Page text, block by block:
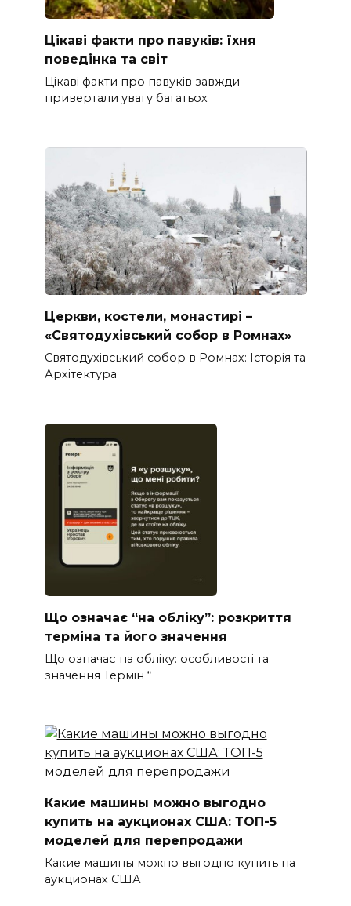
Цікаві факти про павуків: їхня
поведінка та світ
Цікаві факти про павуків завжди
привертали увагу багатьох
Церкви, костели, монастирі –
«Святодухівський собор в Ромнах»
Святодухівський собор в Ромнах: Історія та
Архітектура
Що означає “на обліку”: розкриття
терміна та його значення
Що означає на обліку: особливості та
значення Термін “
Какие машины можно выгодно
купить на аукционах США: ТОП-5
моделей для перепродажи
Какие машины можно выгодно купить на
аукционах США